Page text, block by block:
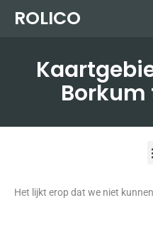
ROLICO
Borkum
Het lijkt erop dat we niet